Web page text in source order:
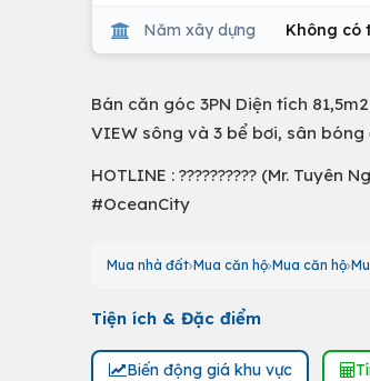
Năm xây dựng Không có
Bán căn góc 3PN Diện tích
VIEW sông và 3 bể bơi, sân
HOTLINE : ?????????? (Mr.
#OceanCity
Mua nhà đất Mua căn hộ Mua căn hộ
Tiện ích & Đặc điểm
Biến động giá khu vực